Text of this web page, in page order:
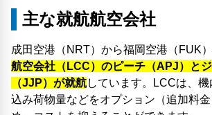
主な就航航空会社
成田空港（NRT）から福岡空港（FUK）
航空会社（LCC）のピーチ（APJ）と
（JJP）が就航しています。LCCは、
込み荷物量などをオプション（追加料